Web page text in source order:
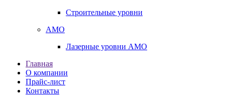
Строительные уровни
AMO
Лазерные уровни AMO
Главная
О компании
Прайс-лист
Контакты